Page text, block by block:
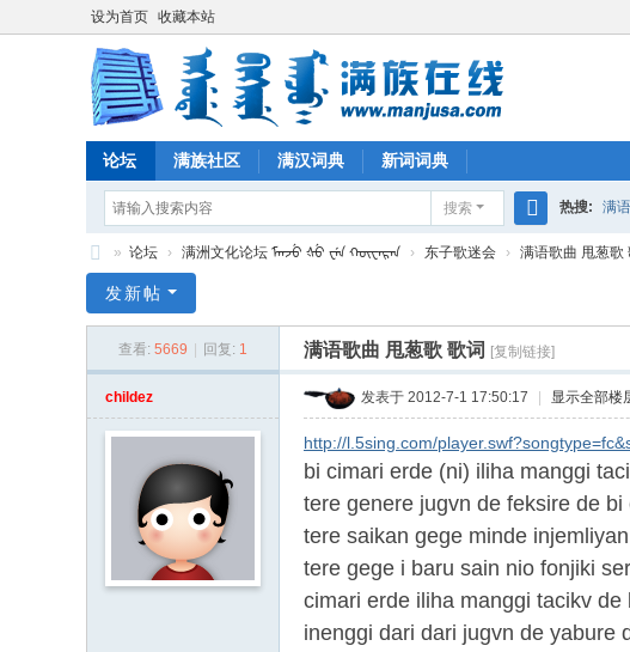
设为首页 收藏本站
论坛 满族社区 满汉词典 新词词典
搜索
搜
热搜: 满
百二老人
族
» 论坛 › 满洲文化论坛 ᠮᠠᠨᠵᡠ ᡧᡠ ᠸᡝᠨ ᡴᡡᠸᠠᡵᠠᠨ › 东子歌迷会 › 满语歌曲 甩葱歌
发新帖
查看: 5669 回复: 1 满语歌曲 甩葱歌 歌词 [复制链接]
childez 发表于 2012-7-1 17:50:17 显示全部楼
http://l.5sing.com/
bi cimari erde (ni) iliha manggi
tere genere jugvn de feksire de
tere saikan gege minde
tere gege i baru sain nio fonjiki
cimari erde iliha manggi tacikv de
inenggi dari dari jugvn de yabure